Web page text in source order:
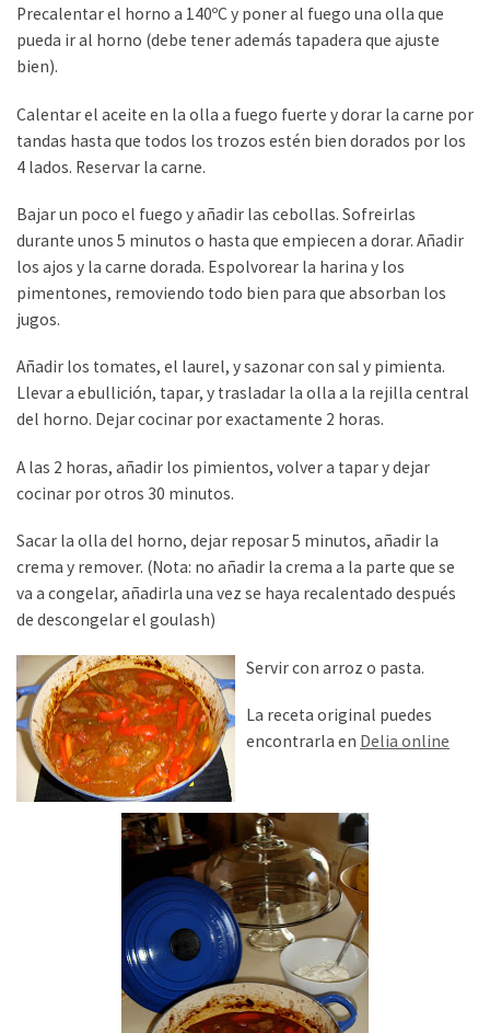
Precalentar el horno a 140ºC y poner al fuego una olla que
pueda ir al horno (debe tener además tapadera que ajuste
bien).
Calentar el aceite en la olla a fuego fuerte y dorar la carne por
tandas hasta que todos los trozos estén bien dorados por los
4 lados. Reservar la carne.
Bajar un poco el fuego y añadir las cebollas. Sofreirlas
durante unos 5 minutos o hasta que empiecen a dorar. Añadir
los ajos y la carne dorada. Espolvorear la harina y los
pimentones, removiendo todo bien para que absorban los
jugos.
Añadir los tomates, el laurel, y sazonar con sal y pimienta.
Llevar a ebullición, tapar, y trasladar la olla a la rejilla central
del horno. Dejar cocinar por exactamente 2 horas.
A las 2 horas, añadir los pimientos, volver a tapar y dejar
cocinar por otros 30 minutos.
Sacar la olla del horno, dejar reposar 5 minutos, añadir la
crema y remover. (Nota: no añadir la crema a la parte que se
va a congelar, añadirla una vez se haya recalentado después
de descongelar el goulash)
Servir con arroz o pasta.
La receta original puedes
encontrarla en Delia online